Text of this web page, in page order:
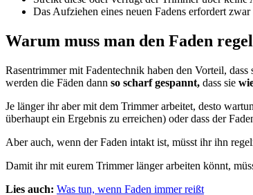
Das Aufziehen eines neuen Fadens erfordert
Warum muss man den Faden
Rasentrimmer mit Fadentechnik haben den Vorteil, dass
werden die Fäden dann so scharf gespannt, dass sie
Je länger ihr aber mit dem Trimmer arbeitet, desto
überhaupt ein Ergebnis zu erreichen) oder dass der
Aber auch, wenn der Faden intakt ist, müsst ihr ihn
Damit ihr mit eurem Trimmer länger arbeiten könnt,
Lies auch: Was tun, wenn Faden immer reißt